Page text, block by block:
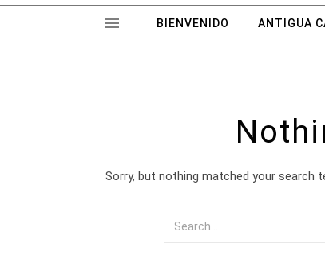
BIENVENIDO ANTIGUA
Sorry, but nothing matched your search